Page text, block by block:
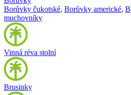
Borůvky čukotské, Borůvky americké,
muchovníky
Vinná réva stolní
Brusinky